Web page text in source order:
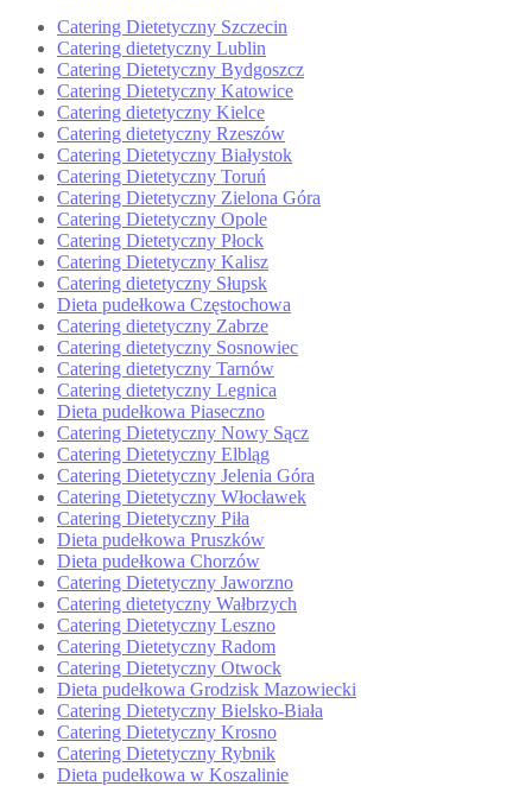
Catering Dietetyczny Szczecin
Catering dietetyczny Lublin
Catering Dietetyczny Bydgoszcz
Catering Dietetyczny Katowice
Catering dietetyczny Kielce
Catering dietetyczny Rzeszów
Catering Dietetyczny Białystok
Catering Dietetyczny Toruń
Catering Dietetyczny Zielona Góra
Catering Dietetyczny Opole
Catering Dietetyczny Płock
Catering Dietetyczny Kalisz
Catering dietetyczny Słupsk
Dieta pudełkowa Częstochowa
Catering dietetyczny Zabrze
Catering dietetyczny Sosnowiec
Catering dietetyczny Tarnów
Catering dietetyczny Legnica
Dieta pudełkowa Piaseczno
Catering Dietetyczny Nowy Sącz
Catering Dietetyczny Elbląg
Catering Dietetyczny Jelenia Góra
Catering Dietetyczny Włocławek
Catering Dietetyczny Piła
Dieta pudełkowa Pruszków
Dieta pudełkowa Chorzów
Catering Dietetyczny Jaworzno
Catering dietetyczny Wałbrzych
Catering Dietetyczny Leszno
Catering Dietetyczny Radom
Catering Dietetyczny Otwock
Dieta pudełkowa Grodzisk Mazowiecki
Catering Dietetyczny Bielsko-Biała
Catering Dietetyczny Krosno
Catering Dietetyczny Rybnik
Dieta pudełkowa w Koszalinie